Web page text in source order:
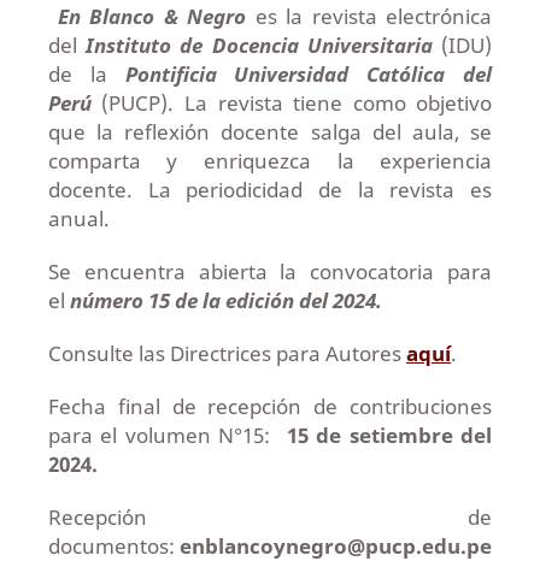
En Blanco & Negro es la revista electrónica
delInstituto de Docencia Universitaria(IDU)
de la Pontificia Universidad Católica del
Perú(PUCP). La revista tiene como objetivo
que la reflexión docente salga del aula, se
comparta y enriquezca la experiencia
docente. La periodicidad de la revista es
anual.
Se encuentra abierta la convocatoria para
el número 15 de la edición del 2024.
Consulte las Directrices para Autoresaquí.
Fecha final de recepción de contribuciones
para el volumen N°15:
15 de setiembre del
2024.
Recepción de
documentos: enblancoynegro@pucp.edu.pe